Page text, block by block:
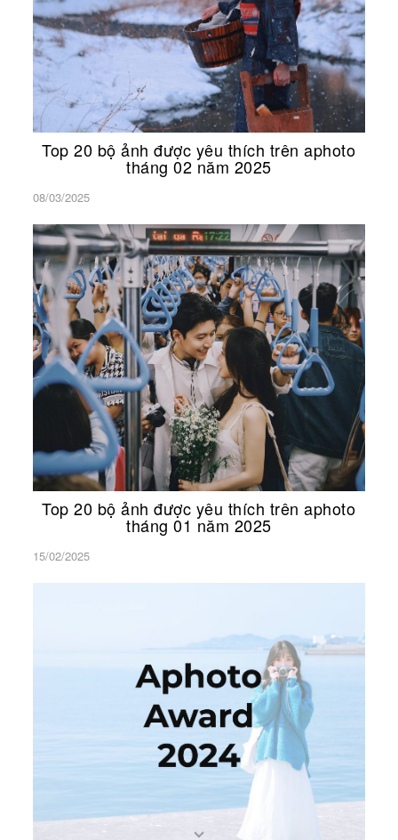
Top 20 bộ ảnh được yêu thích trên aphoto
tháng 02 năm 2025
08/03/2025
Top 20 bộ ảnh được yêu thích trên aphoto
tháng 01 năm 2025
15/02/2025